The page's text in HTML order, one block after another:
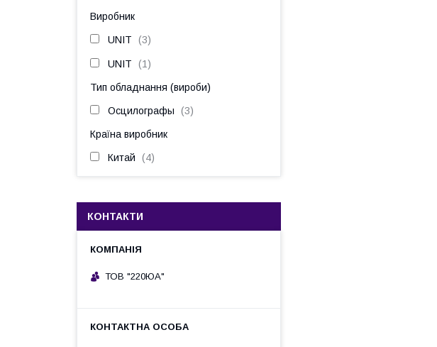
Виробник
UNIT 3
UNIT 1
Тип обладнання (вироби)
Осцилографы 3
Країна виробник
Китай 4
КОНТАКТИ
ТОВ "220ЮА"